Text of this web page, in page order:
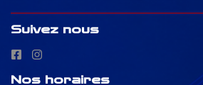
Suivez nous
Nos horaires